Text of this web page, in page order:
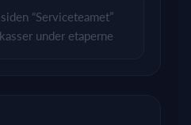
“Serviceteamet”
under etaperne